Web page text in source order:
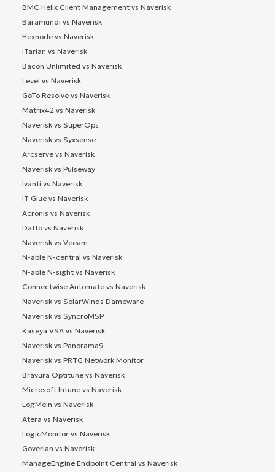
BMC Helix Client Management vs Naverisk
Baramundi vs Naverisk
Hexnode vs Naverisk
ITarian vs Naverisk
Bacon Unlimited vs Naverisk
Level vs Naverisk
GoTo Resolve vs Naverisk
Matrix42 vs Naverisk
Naverisk vs SuperOps
Naverisk vs Syxsense
Arcserve vs Naverisk
Naverisk vs Pulseway
Ivanti vs Naverisk
IT Glue vs Naverisk
Acronis vs Naverisk
Datto vs Naverisk
Naverisk vs Veeam
N-able N-central vs Naverisk
N-able N-sight vs Naverisk
Connectwise Automate vs Naverisk
Naverisk vs SolarWinds Dameware
Naverisk vs SyncroMSP
Kaseya VSA vs Naverisk
Naverisk vs Panorama9
Naverisk vs PRTG Network Monitor
Bravura Optitune vs Naverisk
Microsoft Intune vs Naverisk
LogMeIn vs Naverisk
Atera vs Naverisk
LogicMonitor vs Naverisk
Goverlan vs Naverisk
ManageEngine Endpoint Central vs Naverisk